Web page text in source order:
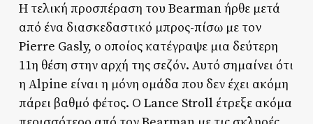
Η τελική προσπέραση του Bearman ήρθε μετά
από ένα διασκεδαστικό μπρος-πίσω με τον
Pierre Gasly, ο οποίος κατέγραψε μια δεύτερη
11η θέση στην αρχή της σεζόν. Αυτό σημαίνει ότι
η Alpine είναι η μόνη ομάδα που δεν έχει ακόμη
πάρει βαθμό φέτος. Ο Lance Stroll έτρεξε ακόμα